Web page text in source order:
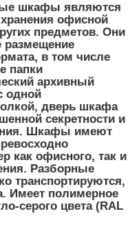
шкафы являются
офисной
предметов. Они
размещение
в том числе
папки
архивный
одной
дверь шкафа
секретности и
Шкафы имеют
как офисного, так и
Разборные
транспортируются,
Имеет полимерное
серого цвета (RAL